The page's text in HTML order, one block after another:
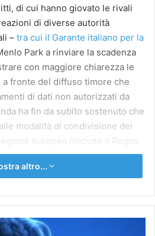
, di cui hanno giovato le rivali
di diverse autorità
– tra cui il Garante italiano per la
Park a rinviare la scadenza
con maggiore chiarezza le
a fronte del diffuso timore che
di dati non autorizzati da
ha fin da subito sostenuto che
modalità di condivisione dei
europea (incluso il Regno
dei Termini di servizio
e che «WhatsApp
di consentire a Facebook di
Stati Uniti e in altre zone del
altro...